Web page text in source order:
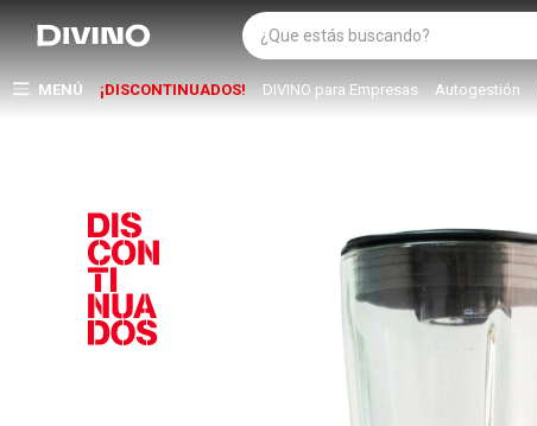
MENÚ ¡DISCONTINUADOS! DIVINO para Empresas Autogestión